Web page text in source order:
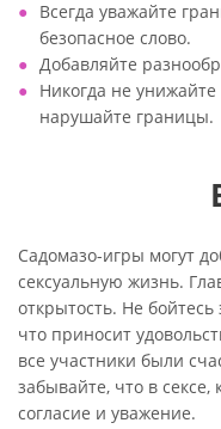
Всегда уважайте
безопасное слово.
Добавляйте
Никогда не
нарушайте границы.
Садомазо-игры могут
сексуальную жизнь.
открытость. Не
что приносит
все участники были
забывайте, что в
согласие и уважение.